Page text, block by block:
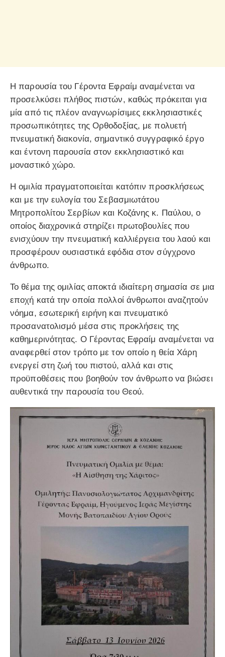
Η παρουσία του Γέροντα Εφραίμ αναμένεται να
προσελκύσει πλήθος πιστών, καθώς πρόκειται για
μία από τις πλέον αναγνωρίσιμες εκκλησιαστικές
προσωπικότητες της Ορθοδοξίας, με πολυετή
πνευματική διακονία, σημαντικό συγγραφικό έργο
και έντονη παρουσία στον εκκλησιαστικό και
μοναστικό χώρο.
Η ομιλία πραγματοποιείται κατόπιν προσκλήσεως
και με την ευλογία του Σεβασμιωτάτου
Μητροπολίτου Σερβίων και Κοζάνης κ. Παύλου, ο
οποίος διαχρονικά στηρίζει πρωτοβουλίες που
ενισχύουν την πνευματική καλλιέργεια του λαού και
προσφέρουν ουσιαστικά εφόδια στον σύγχρονο
άνθρωπο.
Το θέμα της ομιλίας αποκτά ιδιαίτερη σημασία σε μια
εποχή κατά την οποία πολλοί άνθρωποι αναζητούν
νόημα, εσωτερική ειρήνη και πνευματικό
προσανατολισμό μέσα στις προκλήσεις της
καθημερινότητας. Ο Γέροντας Εφραίμ αναμένεται να
αναφερθεί στον τρόπο με τον οποίο η θεία Χάρη
ενεργεί στη ζωή του πιστού, αλλά και στις
προϋποθέσεις που βοηθούν τον άνθρωπο να βιώσει
αυθεντικά την παρουσία του Θεού.